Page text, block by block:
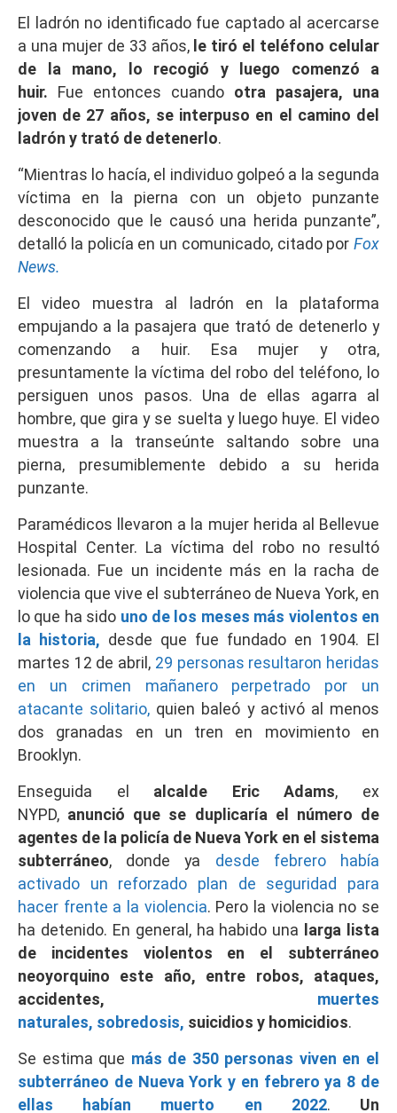
El ladrón no identificado fue captado al acercarse
a una mujer de 33 años, le tiró el teléfono celular
de la mano, lo recogió y luego comenzó a
huir. Fue entonces cuando otra pasajera, una
joven de 27 años, se interpuso en el camino del
ladrón y trató de detenerlo.
“Mientras lo hacía, el individuo golpeó a la segunda
víctima en la pierna con un objeto punzante
desconocido que le causó una herida punzante”,
detalló la policía en un comunicado, citado por Fox
News.
El video muestra al ladrón en la plataforma
empujando a la pasajera que trató de detenerlo y
comenzando a huir. Esa mujer y otra,
presuntamente la víctima del robo del teléfono, lo
persiguen unos pasos. Una de ellas agarra al
hombre, que gira y se suelta y luego huye. El video
muestra a la transeúnte saltando sobre una
pierna, presumiblemente debido a su herida
punzante.
Paramédicos llevaron a la mujer herida al Bellevue
Hospital Center. La víctima del robo no resultó
lesionada. Fue un incidente más en la racha de
violencia que vive el subterráneo de Nueva York, en
lo que ha sido uno de los meses más violentos en
la historia, desde que fue fundado en 1904. El
martes 12 de abril, 29 personas resultaron heridas
en un crimen mañanero perpetrado por un
atacante solitario, quien baleó y activó al menos
dos granadas en un tren en movimiento en
Brooklyn.
Enseguida el alcalde Eric Adams, ex
NYPD, anunció que se duplicaría el número de
agentes de la policía de Nueva York en el sistema
subterráneo, donde ya desde febrero había
activado un reforzado plan de seguridad para
hacer frente a la violencia. Pero la violencia no se
ha detenido. En general, ha habido una larga lista
de incidentes violentos en el subterráneo
neoyorquino este año, entre robos, ataques,
accidentes, muertes
naturales, sobredosis, suicidios y homicidios.
Se estima que más de 350 personas viven en el
subterráneo de Nueva York y en febrero ya 8 de
ellas habían muerto en 2022. Un